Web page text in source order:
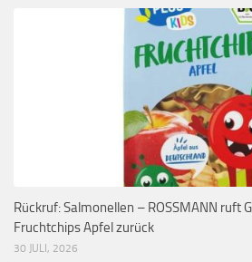
Rückruf: Salmonellen – ROSSMANN ruft
Fruchtchips Apfel zurück
30 JULI, 2026